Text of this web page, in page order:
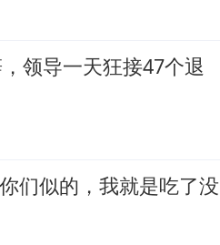
领导一天狂接47个退
们似的，我就是吃了没